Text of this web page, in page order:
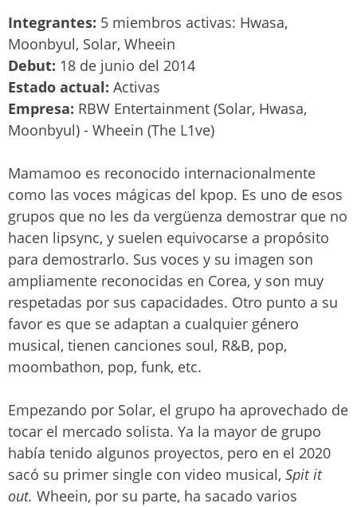
Integrantes: 5 miembros activas: Hwasa,
Moonbyul, Solar, Wheein
Debut: 18 de junio del 2014
Estado actual: Activas
Empresa: RBW Entertainment (Solar, Hwasa,
Moonbyul) - Wheein (The L1ve)
Mamamoo es reconocido internacionalmente
como las voces mágicas del kpop. Es uno de esos
grupos que no les da vergüenza demostrar que no
hacen lipsync, y suelen equivocarse a propósito
para demostrarlo. Sus voces y su imagen son
ampliamente reconocidas en Corea, y son muy
respetadas por sus capacidades. Otro punto a su
favor es que se adaptan a cualquier género
musical, tienen canciones soul, R&B, pop,
moombathon, pop, funk, etc.
Empezando por Solar, el grupo ha aprovechado de
tocar el mercado solista. Ya la mayor de grupo
había tenido algunos proyectos, pero en el 2020
sacó su primer single con video musical, Spit it
out. Wheein, por su parte, ha sacado varios